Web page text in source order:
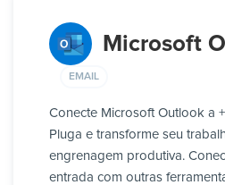
Microsoft
EMAIL
Conecte Microsoft Outlook a
Pluga e transforme seu
engrenagem produtiva.
entrada com outras